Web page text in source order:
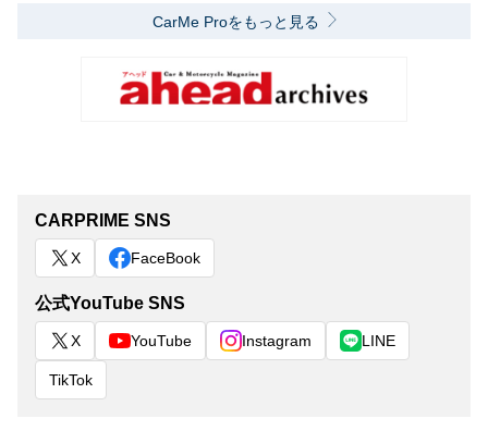
CarMe Proをもっと見る
CARPRIME SNS
X FaceBook
公式YouTube SNS
X YouTube Instagram LINE
TikTok